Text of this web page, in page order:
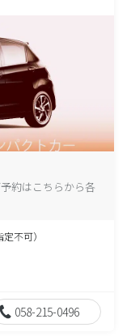
約はこちらから各
不可）
058-215-0496